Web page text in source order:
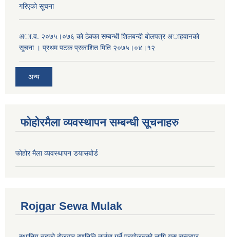
गरिएको सूचना
अा.व. २०७५।०७६ काे ठेक्का सम्बन्धी शिलबन्दी बाेलपत्र अाहवानकाे
सूचना । प्रथम पटक प्रकाशित मिति २०७५।०४।१२
अन्य
फोहोरमैला व्यवस्थापन सम्बन्धी सूचनाहरु
फोहोर मैला व्यवस्थापन डयासबोर्ड
Rojgar Sewa Mulak